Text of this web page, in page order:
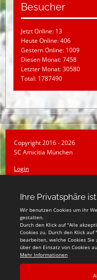
Besucher
Jetzt Online: 13
Heute Online: 406
Gestern Online: 1009
Diesen Monat: 7458
Letzter Monat: 30580
Total: 1787490
Copyright 2016 - 2026
SC Amicitia München
Login
Impressum
Datenschutzerklärung
Teamsports 2
Dein Sportverein online